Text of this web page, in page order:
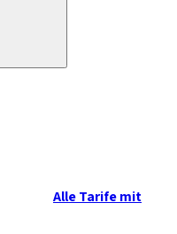
Alle Tarife mit